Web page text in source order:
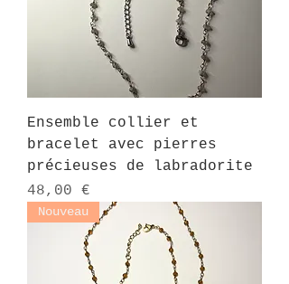
Ensemble collier et
bracelet avec pierres
précieuses de labradorite
Prix
48,00 €
Nouveau